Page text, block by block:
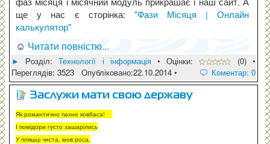
ще у нас є сторінка: "Фази Місяця | Онлайн
калькулятор"
☺ Читати повністю...
► Pозділ:Технології і інформація• Оцінки:
(0) •
Переглядів: 3523 Опубліковано:22.10.2014 •
Коментар: 0
Заслужи мати свою державу
Як романтично пахне ковбаса!
І помідори густо зашарілись
У пляшці чиста, мов роса,